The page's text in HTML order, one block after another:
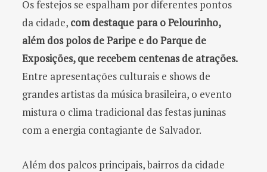
Os festejos se espalham por diferentes pontos
da cidade, com destaque para o Pelourinho,
além dos polos de Paripe e do Parque de
Exposições, que recebem centenas de atrações.
Entre apresentações culturais e shows de
grandes artistas da música brasileira, o evento
mistura o clima tradicional das festas juninas
com a energia contagiante de Salvador.
Além dos palcos principais, bairros da cidade